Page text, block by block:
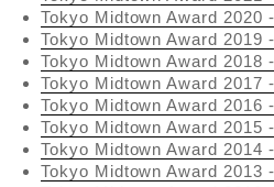
Tokyo Midtown Award 2020
Tokyo Midtown Award 2019
Tokyo Midtown Award 2018
Tokyo Midtown Award 2017
Tokyo Midtown Award 2016
Tokyo Midtown Award 2015
Tokyo Midtown Award 2014
Tokyo Midtown Award 2013